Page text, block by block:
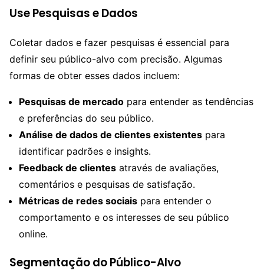
Use Pesquisas e Dados
Coletar dados e fazer pesquisas é essencial para
definir seu público-alvo com precisão. Algumas
formas de obter esses dados incluem:
Pesquisas de mercado para entender as tendências
e preferências do seu público.
Análise de dados de clientes existentes para
identificar padrões e insights.
Feedback de clientes através de avaliações,
comentários e pesquisas de satisfação.
Métricas de redes sociais para entender o
comportamento e os interesses de seu público
online.
Segmentação do Público-Alvo